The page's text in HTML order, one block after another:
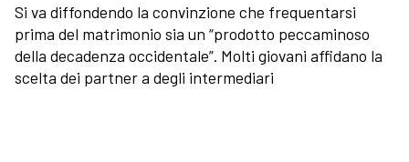
Si va diffondendo la convinzione che frequentarsi
prima del matrimonio sia un “prodotto peccaminoso
della decadenza occidentale”. Molti giovani affidano la
scelta dei partner a degli intermediari